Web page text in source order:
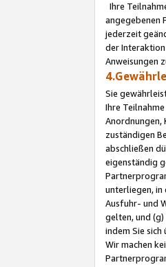
Ihre
angegebenen
jederzeit
der
Anweisungen
Sie
Ihre
Anordnungen,
zuständigen
abschließen
eigenständig
unterliegen, in
Ausfuhr- und
gelten, und
indem Sie
Wir machen